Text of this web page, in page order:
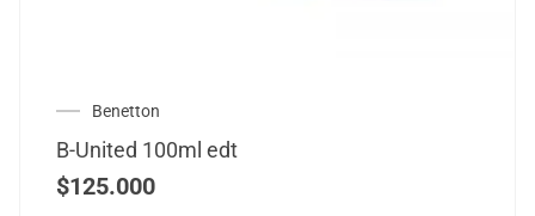
Benetton
B-United 100ml edt
$125.000